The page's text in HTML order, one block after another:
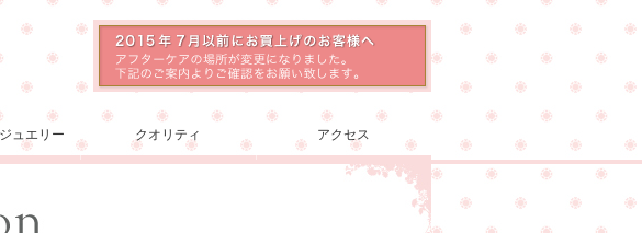
ュエリー クオリティ アクセス